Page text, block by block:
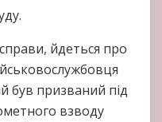
йдеться про
був призваний під
взводу